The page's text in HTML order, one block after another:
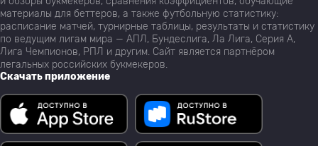
материалы для беттеров, а также футбольную статистику:
расписание матчей, турнирные таблицы, результаты и статистику
по ведущим лигам мира — АПЛ, Бундеслига, Ла Лига, Серия А,
Лига Чемпионов, РПЛ и другим. Сайт является партнёром
легальных российских букмекеров.
Скачать приложение